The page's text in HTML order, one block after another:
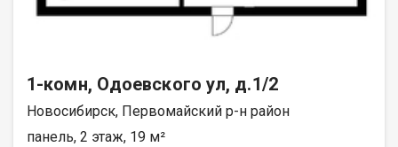
1-комн, Одоевского ул, д.1/2
Новосибирск, Первомайский р-н район
панель, 2 этаж, 19 м²